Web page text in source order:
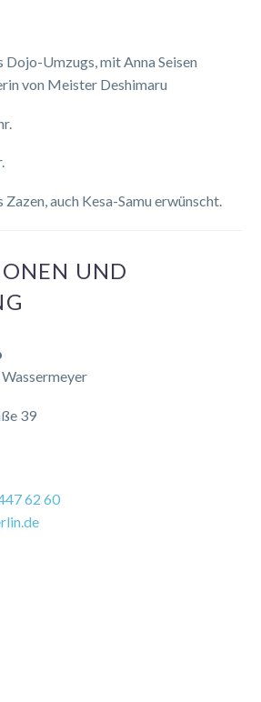
Umzugs, mit Anna Seisen
von Meister Deshimaru
auch Kesa-Samu erwünscht.
UND
Wassermeyer
39
62 60